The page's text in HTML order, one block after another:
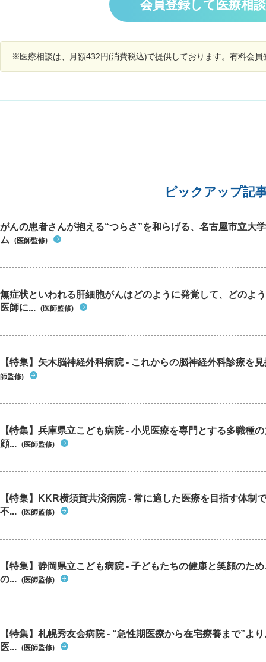
す。 頬や顎の関節の辺りまで締め付けられてる感
じで不快です。 鼻周り、耳の辺りもです。 本
影響もあるのでしょうか。 緊張型頭痛で顔まで締
め付け感があることはあるのでしょうか。 考えら
医者に
した。
方法や
してい
会員登録して医療相
※医療相談は、月額432円(消費税込)で提供しております。有料会
ピックアップ記
がんの患者さんが抱える“つらさ”を和らげる、名古屋市立大
ム
(医師監修)
無症状といわれる肝細胞がんはどのように発覚して、どのよ
医師に... (医師監修)
【特集】矢木脳神経外科病院 - これからの脳神経外科診療を
師監修)
【特集】兵庫県立こども病院 - 小児医療を専門とする多職種
顔... (医師監修)
【特集】KKR横須賀共済病院 - 常に適した医療を目指す体制
不... (医師監修)
【特集】静岡県立こども病院 - 子どもたちの健康と笑顔のた
の... (医師監修)
【特集】札幌秀友会病院 - “急性期医療から在宅療養まで”よ
医... (医師監修)